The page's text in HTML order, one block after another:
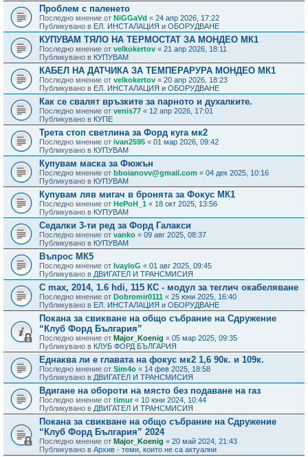
Проблем с паленето
Последно мнение от NiGGaVd « 24 апр 2026, 17:22
Публикувано в ЕЛ. ИНСТАЛАЦИЯ и ОБОРУДВАНЕ
КУПУВАМ ТЯЛО НА ТЕРМОСТАТ ЗА МОНДЕО МК1
Последно мнение от velkokertov « 21 апр 2026, 18:11
Публикувано в КУПУВАМ
КАБЕЛ НА ДАТЧИКА ЗА ТЕМПЕРАРУРА МОНДЕО МК1
Последно мнение от velkokertov « 20 апр 2026, 18:23
Публикувано в ЕЛ. ИНСТАЛАЦИЯ и ОБОРУДВАНЕ
Как се свалят връзките за парното и духалките.
Последно мнение от venis77 « 12 апр 2026, 17:01
Публикувано в КУПЕ
Трета стоп светлина за Форд куга мк2
Последно мнение от ivan2595 « 01 мар 2026, 09:42
Публикувано в КУПУВАМ
Купувам маска за Фюжън
Последно мнение от bboianovv@gmail.com « 04 дек 2025, 10:16
Публикувано в КУПУВАМ
Купувам ляв мигач в бронята за Фокус МК1
Последно мнение от HePoH_1 « 18 окт 2025, 13:56
Публикувано в КУПУВАМ
Седалки 3-ти ред за Форд Галакси
Последно мнение от vanko « 09 авг 2025, 08:37
Публикувано в КУПУВАМ
Въпрос МК5
Последно мнение от IvayloG « 01 авг 2025, 09:45
Публикувано в ДВИГАТЕЛ И ТРАНСМИСИЯ
C max, 2014, 1.6 hdi, 115 КС - модул за теглич окабеляване
Последно мнение от Dobromir0111 « 25 юни 2025, 16:40
Публикувано в ЕЛ. ИНСТАЛАЦИЯ и ОБОРУДВАНЕ
Покана за свикване на общо събрание на Сдружение
“Клуб Форд България”
Последно мнение от Major_Koenig « 05 мар 2025, 09:35
Публикувано в КЛУБ ФОРД БЪЛГАРИЯ
Еднаква ли е главата на фокус мк2 1,6 90к. и 109к.
Последно мнение от Sim4o « 14 фев 2025, 18:58
Публикувано в ДВИГАТЕЛ И ТРАНСМИСИЯ
Вдигане на обороти на място без подаване на газ
Последно мнение от timur« 10 юни 2024, 10:44
Публикувано в ДВИГАТЕЛ И ТРАНСМИСИЯ
Покана за свикване на общо събрание на Сдружение
“Клуб Форд България” 2024
Последно мнение от Major_Koenig « 20 май 2024, 21:43
Публикувано в Архив - теми, които не са актуални